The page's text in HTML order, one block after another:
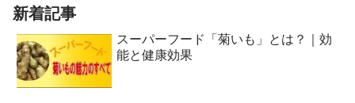
新着記事
スーパーフード「菊いも」とは？｜効
能と健康効果